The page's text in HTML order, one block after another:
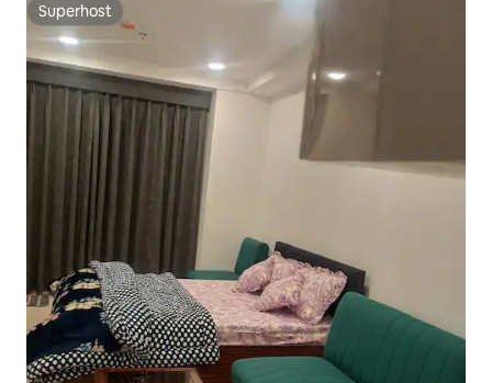
Superhost
Superhost